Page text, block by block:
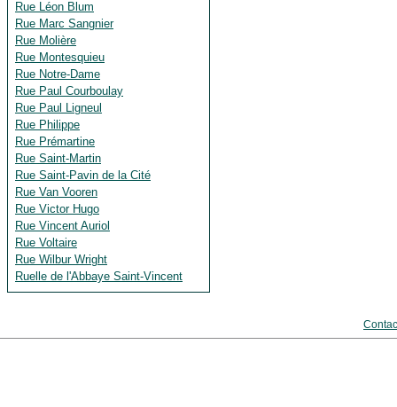
Rue Léon Blum
Rue Marc Sangnier
Rue Molière
Rue Montesquieu
Rue Notre-Dame
Rue Paul Courboulay
Rue Paul Ligneul
Rue Philippe
Rue Prémartine
Rue Saint-Martin
Rue Saint-Pavin de la Cité
Rue Van Vooren
Rue Victor Hugo
Rue Vincent Auriol
Rue Voltaire
Rue Wilbur Wright
Ruelle de l'Abbaye Saint-Vincent